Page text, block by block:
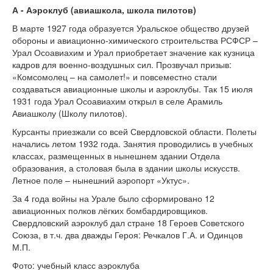
А - Аэроклуб (авиашкола, школа пилотов)
В марте 1927 года образуется Уральское общество друзей
обороны и авиационно-химического строительства РСФСР –
Урал Осоавиахим и Урал приобретает значение как кузница
кадров для военно-воздушных сил. Прозвучал призыв:
«Комсомолец – на самолет!» и повсеместно стали
создаваться авиационные школы и аэроклубы. Так 15 июля
1931 года Урал Осоавиахим открыл в селе Арамиль
Авиашколу (Школу пилотов).
Курсанты приезжали со всей Свердловской области. Полеты
начались летом 1932 года. Занятия проводились в учебных
классах, размещенных в нынешнем здании Отдела
образования, а столовая была в здании школы искусств.
Летное поле – нынешний аэропорт «Уктус».
За 4 года войны на Урале было сформировано 12
авиационных полков лёгких бомбардировщиков.
Свердловский аэроклуб дал стране 18 Героев Советского
Союза, в т.ч. два дважды Героя: Речкалов Г.А. и Одинцов
М.П.
Фото: учебный класс аэроклуба